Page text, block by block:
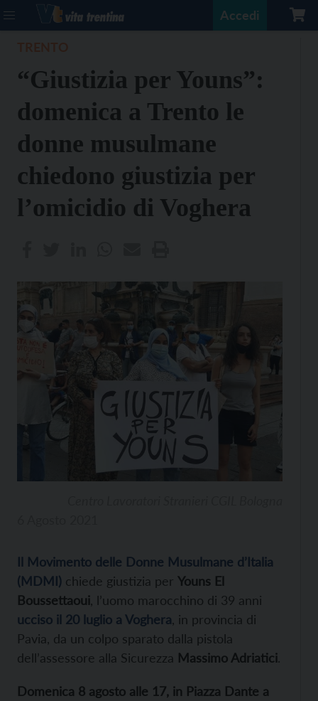
Accedi
“Giustizia per Youns”:
domenica a Trento le
donne musulmane
chiedono giustizia per
l’omicidio di Voghera
Il Movimento delle Donne Musulmane d’Italia
(MDMI) chiede giustizia per Youns El
Boussettaoui , l’uomo marocchino di 39 anni
ucciso il 20 luglio a Voghera , in provincia di
Pavia, da un colpo sparato dalla pistola
dell’assessore alla Sicurezza Massimo Adriatici.
Domenica 8 agosto alle 17, in Piazza Dante a